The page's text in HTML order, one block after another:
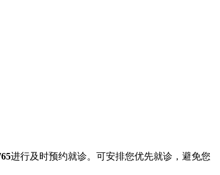
进行及时预约就诊。可安排您优先就诊，避免您